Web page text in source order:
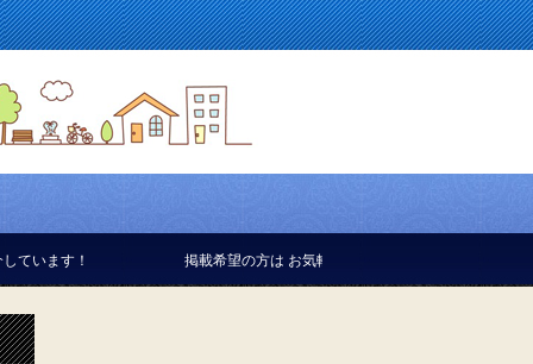
掲載希望の方は お気軽にお問い合せください。